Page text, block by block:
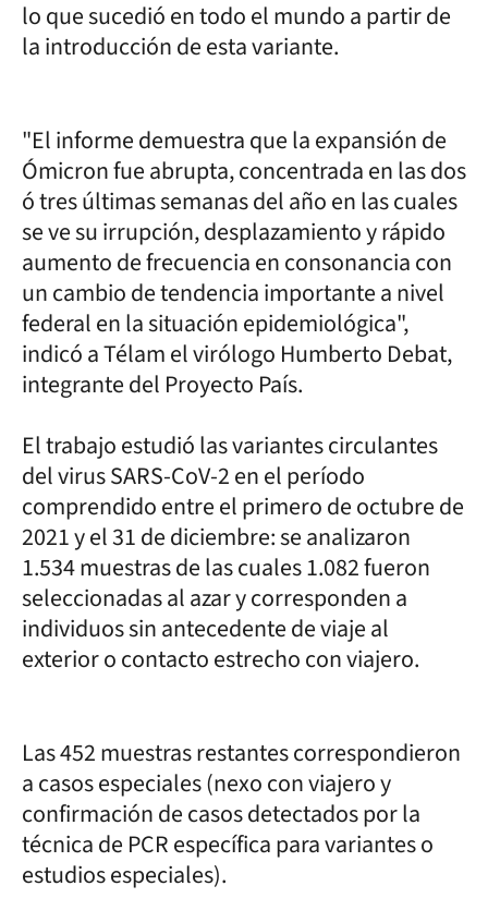
lo que sucedió en todo el mundo a partir de
la introducción de esta variante.
"El informe demuestra que la expansión de
Ómicron fue abrupta, concentrada en las dos
ó tres últimas semanas del año en las cuales
se ve su irrupción, desplazamiento y rápido
aumento de frecuencia en consonancia con
un cambio de tendencia importante a nivel
federal en la situación epidemiológica",
indicó a Télam el virólogo Humberto Debat,
integrante del Proyecto País.
El trabajo estudió las variantes circulantes
del virus SARS-CoV-2 en el período
comprendido entre el primero de octubre de
2021 y el 31 de diciembre: se analizaron
1.534 muestras de las cuales 1.082 fueron
seleccionadas al azar y corresponden a
individuos sin antecedente de viaje al
exterior o contacto estrecho con viajero.
Las 452 muestras restantes correspondieron
a casos especiales (nexo con viajero y
confirmación de casos detectados por la
técnica de PCR específica para variantes o
estudios especiales).